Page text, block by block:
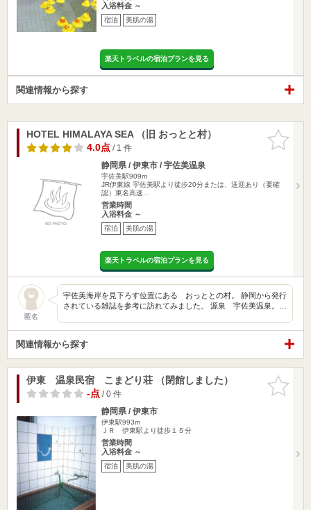
入浴料金 ～
宿泊 美肌の湯
楽天トラベルの宿泊プランを見る
関連情報から探す
お気に入
りに追加
HOTEL HIMALAYA SEA （旧 おっとと村）
4.0点/ 1 件
静岡県 / 伊東市 / 宇佐美温泉
宇佐美駅909m
JR伊東線 宇佐美駅より徒歩20分または、送迎あり（要確
認）東名高速…
営業時間
入浴料金 ～
宿泊 美肌の湯
楽天トラベルの宿泊プランを見る
匿名
宇佐美海岸を見下ろす位置にある おっととの村。 静岡から発行
されている雑誌を参考に訪れてみました。 源泉 宇佐美温泉。…
関連情報から探す
お気に入
りに追加
伊東 温泉民宿 こまどり荘 （閉館しました）
-点/ 0 件
静岡県 / 伊東市
伊東駅993m
ＪＲ 伊東駅より徒歩１５分
営業時間
入浴料金 ～
宿泊 美肌の湯